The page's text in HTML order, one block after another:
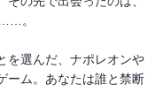
。
を選んだ、ナポレオンや
ーム。あなたは誰と禁断